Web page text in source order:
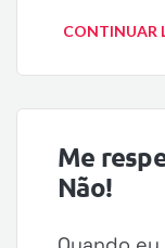
CONTINUAR
Me
Não!